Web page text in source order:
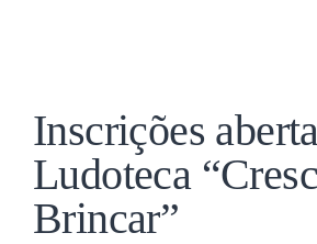
Balcão Digital
Larger
Image
Inscrições
Ludoteca
Brincar”